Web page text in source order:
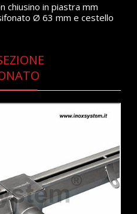
chiusino in piastra mm
Ø 63 mm e cestello